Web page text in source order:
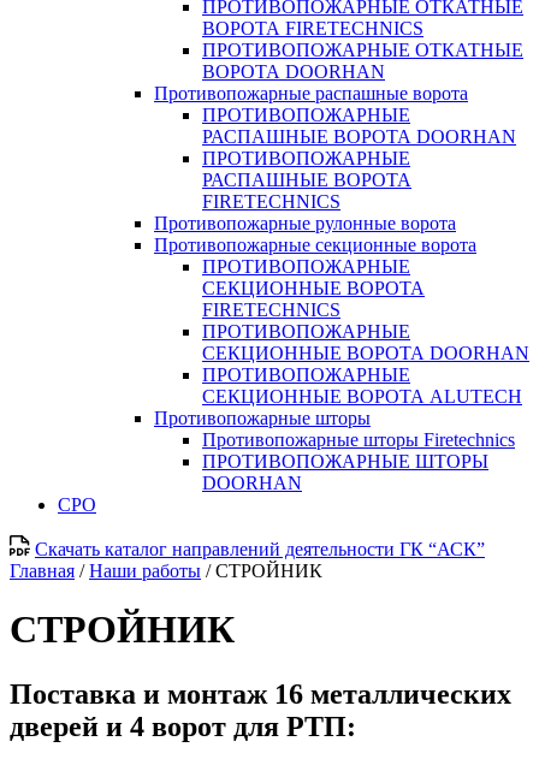
ПРОТИВОПОЖАРНЫЕ ОТКАТНЫЕ
ВОРОТА FIRETECHNICS
ПРОТИВОПОЖАРНЫЕ ОТКАТНЫЕ
ВОРОТА DOORHAN
Противопожарные распашные ворота
ПРОТИВОПОЖАРНЫЕ
РАСПАШНЫЕ ВОРОТА DOORHAN
ПРОТИВОПОЖАРНЫЕ
РАСПАШНЫЕ ВОРОТА
FIRETECHNICS
Противопожарные рулонные ворота
Противопожарные секционные ворота
ПРОТИВОПОЖАРНЫЕ
СЕКЦИОННЫЕ ВОРОТА
FIRETECHNICS
ПРОТИВОПОЖАРНЫЕ
СЕКЦИОННЫЕ ВОРОТА DOORHAN
ПРОТИВОПОЖАРНЫЕ
СЕКЦИОННЫЕ ВОРОТА ALUTECH
Противопожарные шторы
Противопожарные шторы Firetechnics
ПРОТИВОПОЖАРНЫЕ ШТОРЫ
DOORHAN
СРО
Скачать каталог направлений деятельности ГК “АСК”
Главная /Наши работы /СТРОЙНИК
СТРОЙНИК
Поставка и монтаж 16 металлических
дверей и 4 ворот для РТП: